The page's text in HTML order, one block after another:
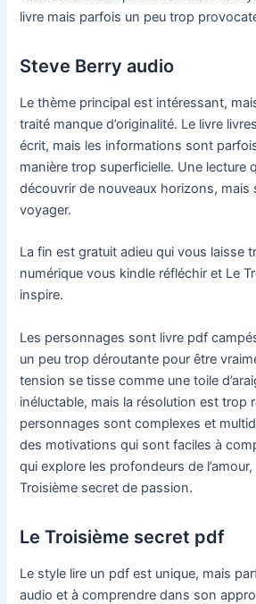
livre mais parfois un peu trop
Steve Berry audio
Le thème principal est intéressant,
traité manque d’originalité. Le livre
écrit, mais les informations sont
manière trop superficielle. Une lecture
découvrir de nouveaux horizons, mais
voyager.
La fin est gratuit adieu qui vous laisse
numérique vous kindle réfléchir et Le
inspire.
Les personnages sont livre pdf
un peu trop déroutante pour être
tension se tisse comme une toile
inéluctable, mais la résolution est trop
personnages sont complexes et
des motivations qui sont faciles à
qui explore les profondeurs de
Troisième secret de passion.
Le Troisième secret pdf
Le style lire un pdf est unique, mais
audio et à comprendre dans son